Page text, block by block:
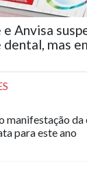
Anvisa
dental, mas
manifestação
para este ano